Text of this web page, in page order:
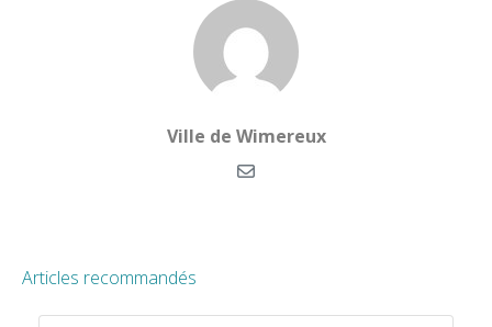
Ville de Wimereux
Articles recommandés